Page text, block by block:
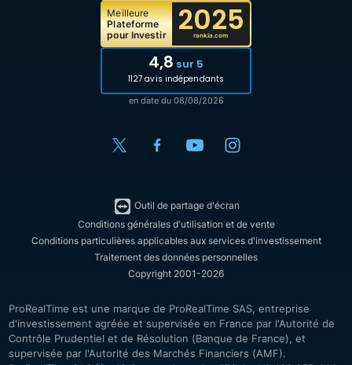
Meilleure
Plateforme
pour Investir
2025
rankia.com
4,8 sur 5
1127 avis indépendants
en date du 08/08/2026
Outil de partage d'écran
Conditions générales d'utilisation et de vente
Conditions particulières applicables aux services d'investissement
Traitement des données personnelles
Copyright 2001-2026
ProRealTime est une marque de ProRealTime SAS, entreprise
d'investissement agréée et supervisée en France par l'Autorité de
Contrôle Prudentiel et de Résolution (Banque de France), et
supervisée par l'Autorité des Marchés Financiers (AMF).